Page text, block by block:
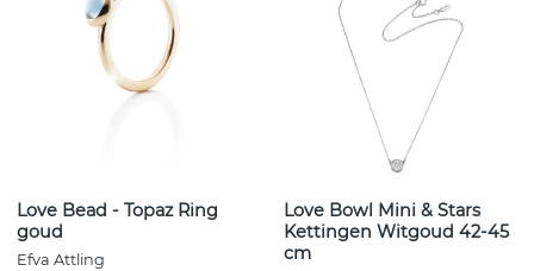
Love Bead - Topaz Ring
goud
Efva Attling
Love Bowl Mini & Stars
Kettingen Witgoud 42-45
cm